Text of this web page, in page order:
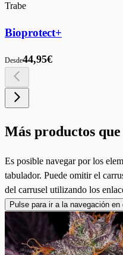
Trabe
Bioprotect+
Desde44,95€
Más productos
Es posible navegar por los
tabulador. Puede omitir el
del carrusel utilizando los
Pulse para ir a la navegación en